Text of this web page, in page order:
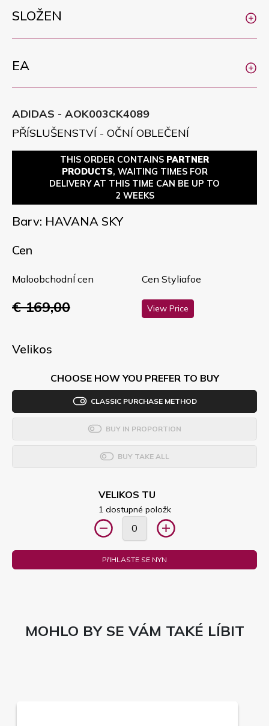
SLOŽEN
EA
ADIDAS - AOK003CK4089
PŘÍSLUŠENSTVÍ - OČNÍ OBLEČENÍ
THIS ORDER CONTAINS PARTNER
PRODUCTS, WAITING TIMES FOR
DELIVERY AT THIS TIME CAN BE UP TO
2 WEEKS
Barv: HAVANA SKY
Cen
MaloobchodnÍ cen
€ 169,00
Cen Styliafoe
View Price
Velikos
CHOOSE HOW YOU PREFER TO BUY
CLASSIC PURCHASE METHOD
BUY IN PROPORTION
BUY TAKE ALL
VELIKOS TU
1 dostupné položk
PřIHLASTE SE NYN
MOHLO BY SE VÁM TAKÉ LÍBIT